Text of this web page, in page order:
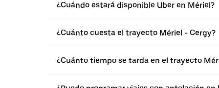
¿Cuándo estará disponible Uber en Mériel?
¿Cuánto cuesta el trayecto Mériel - Cergy?
¿Cuánto tiempo se tarda en el trayecto